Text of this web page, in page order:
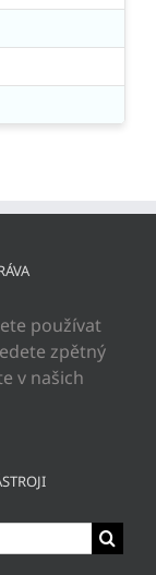
používat
zpětný
v našich